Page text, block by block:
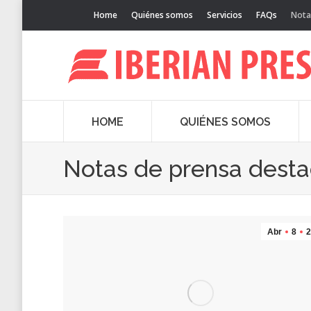
Home Quiénes somos Servicios FAQs
HOME QUIÉNES SOMOS
Notas de prensa
Abr 8